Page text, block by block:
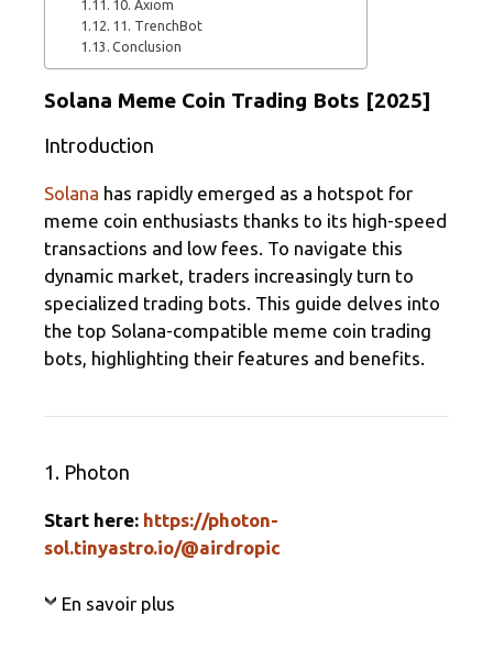
10. Axiom
11. TrenchBot
Conclusion
Solana Meme Coin Trading Bots [2025]
Introduction
Solana has rapidly emerged as a hotspot for
meme coin enthusiasts thanks to its high-speed
transactions and low fees. To navigate this
dynamic market, traders increasingly turn to
specialized trading bots. This guide delves into
the top Solana-compatible meme coin trading
bots, highlighting their features and benefits.
1. Photon
Start here: https://photon-
sol.tinyastro.io/@airdropic
En savoir plus